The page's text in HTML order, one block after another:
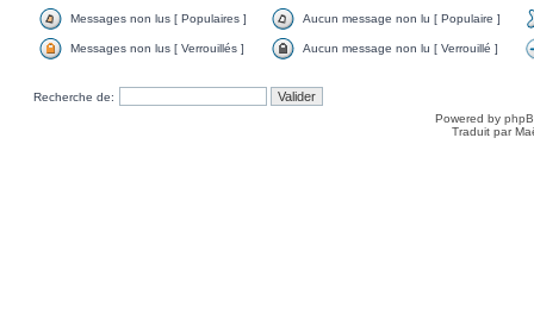
Messages non lus [ Populaires ] Aucun message non lu [ Populaire ]
Messages non lus [ Verrouillés ] Aucun message non lu [ Verrouillé ]
Recherche de:
Powered by
Traduit par